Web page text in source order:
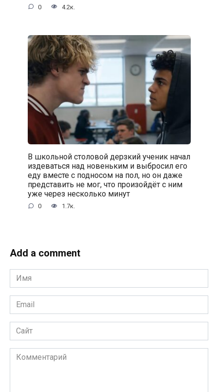
0 4.2к.
В школьной столовой дерзкий ученик начал
издеваться над новеньким и выбросил его
еду вместе с подносом на пол, но он даже
представить не мог, что произойдёт с ним
уже через несколько минут
0 1.7к.
Add a comment
Имя
*
Email
*
Сайт
Комментарий